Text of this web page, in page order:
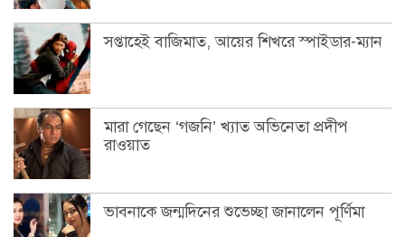
সপ্তাহেই বাজিমাত, আয়ের শিখরে স্পাইডার-ম্যান
মারা গেছেন ‘গজনি’ খ্যাত অভিনেতা প্রদীপ
রাওয়াত
ভাবনাকে জন্মদিনের শুভেচ্ছা জানালেন পূর্ণিমা